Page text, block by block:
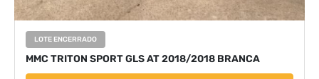
LOTE ENCERRADO
MMC TRITON SPORT GLS AT 2018/2018 BRANCA